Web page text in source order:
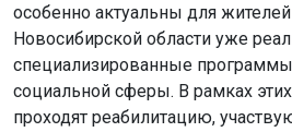
особенно актуальны для
Новосибирской области уже
специализированные
социальной сферы. В рамках
проходят реабилитацию,